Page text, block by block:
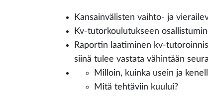
Kansainvälisten vaihto- ja
Kv-tutorkoulutukseen
Raportin laatiminen kv-
siinä tulee vastata vähintään
Milloin, kuinka usein ja
Mitä tehtäviin kuului?